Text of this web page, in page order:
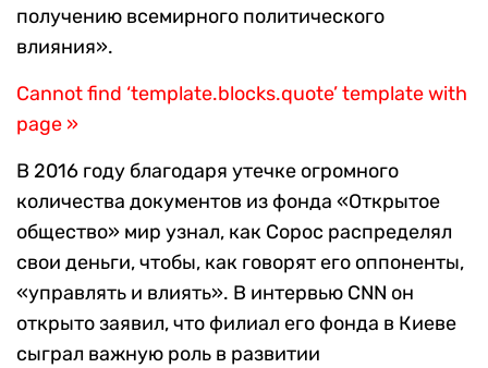
получению всемирного политического
влияния».
Cannot find ‘template.blocks.quote’ template with
page »
В 2016 году благодаря утечке огромного
количества документов из фонда «Открытое
общество» мир узнал, как Сорос распределял
свои деньги, чтобы, как говорят его оппоненты,
«управлять и влиять». В интервью CNN он
открыто заявил, что филиал его фонда в Киеве
сыграл важную роль в развитии